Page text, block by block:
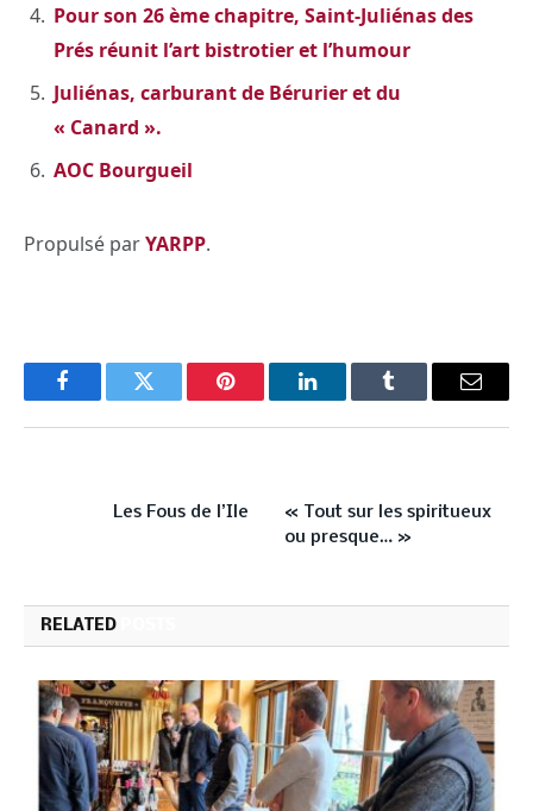
Pour son 26 ème chapitre, Saint-Juliénas des
Prés réunit l’art bistrotier et l’humour
Juliénas, carburant de Bérurier et du
« Canard ».
AOC Bourgueil
Propulsé parYARPP.
FacebookTwitter Pinterest LinkedInTumblr Email
Les Fous de l’Ile
« Tout sur les spiritueux
ou presque… »
RELATED